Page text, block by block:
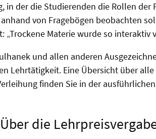
in der die Studierenden die Rollen der
von Fragebögen beobachten
„Trockene Materie wurde so interaktiv
und allen anderen
Lehrtätigkeit. Eine Übersicht über
finden Sie in der ausführlichen
Über die